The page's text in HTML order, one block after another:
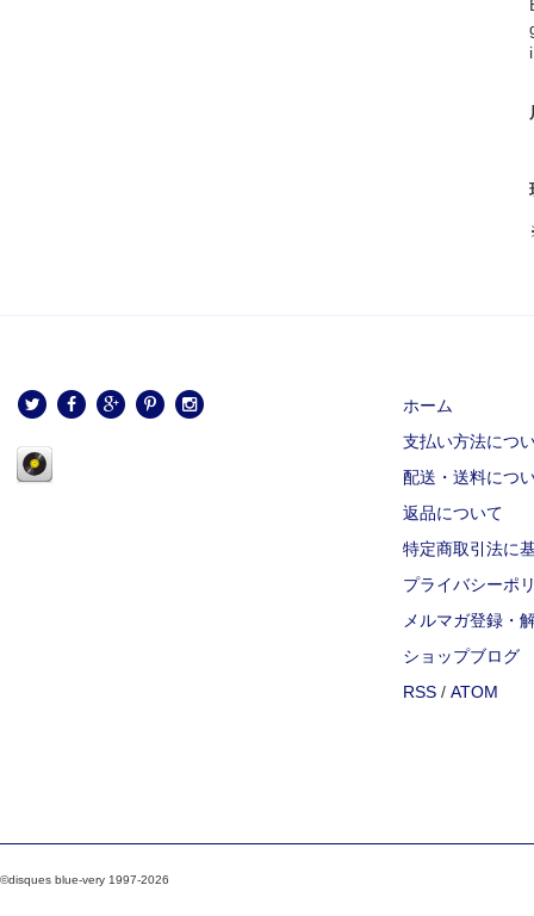
ホーム
支払い方法につ
配送・送料につ
返品について
特定商取引法に
プライバシーポ
メルマガ登録・
ショップブログ
RSS / ATOM
©disques blue-very 1997-2026